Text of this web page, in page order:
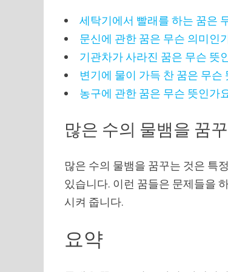
세탁기에서 빨래를 하는 꿈은
문신에 관한 꿈은 무슨 의미인
기관차가 사라진 꿈은 무슨 뜻
변기에 물이 가득 찬 꿈은 무슨
농구에 관한 꿈은 무슨 뜻인가
많은 수의 물뱀을 꿈
많은 수의 물뱀을 꿈꾸는 것은 특
있습니다. 이런 꿈들은 문제들을
시켜 줍니다.
요약